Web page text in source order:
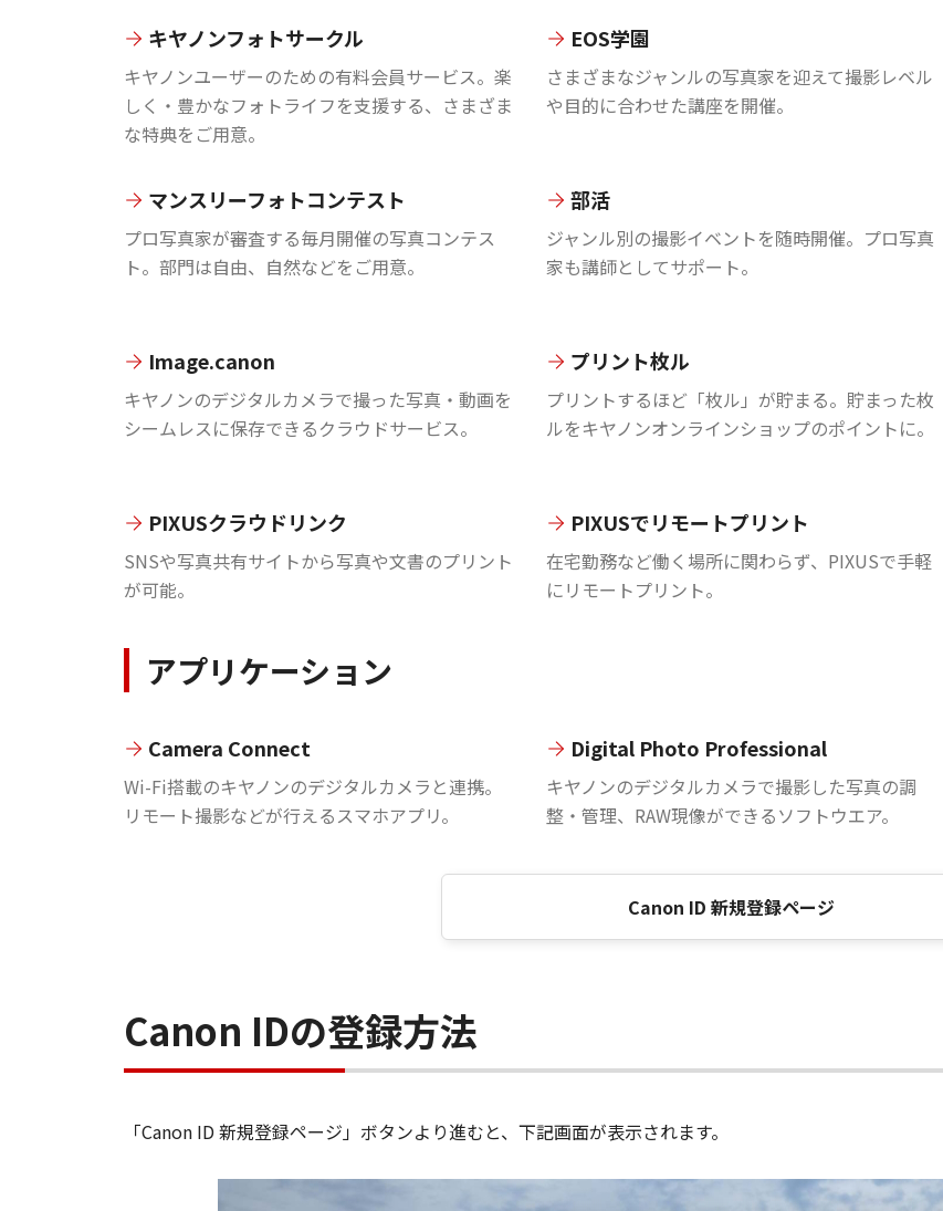
キヤノンフォトサークル
キヤノンユーザーのための有料会員サービス。楽
しく・豊かなフォトライフを支援する、さまざま
な特典をご用意。
EOS学園
さまざまなジャンルの写真家を迎えて撮影レベル
や目的に合わせた講座を開催。
マンスリーフォトコンテスト
プロ写真家が審査する毎月開催の写真コンテス
ト。部門は自由、自然などをご用意。
部活
ジャンル別の撮影イベントを随時開催。プロ写真
家も講師としてサポート。
Image.canon
キヤノンのデジタルカメラで撮った写真・動画を
シームレスに保存できるクラウドサービス。
プリント枚ル
プリントするほど「枚ル」が貯まる。貯まった枚
ルをキヤノンオンラインショップのポイントに。
PIXUSクラウドリンク
SNSや写真共有サイトから写真や文書のプリント
が可能。
PIXUSでリモートプリント
在宅勤務など働く場所に関わらず、PIXUSで手軽
にリモートプリント。
アプリケーション
Camera Connect
Wi-Fi搭載のキヤノンのデジタルカメラと連携。
リモート撮影などが行えるスマホアプリ。
Digital Photo Professional
キヤノンのデジタルカメラで撮影した写真の調
整・管理、RAW現像ができるソフトウエア。
Canon ID 新規登録ページ
Canon IDの登録方法
「Canon ID 新規登録ページ」ボタンより進むと、下記画面が表示されます。